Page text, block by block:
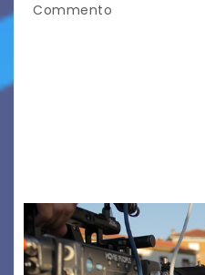
Commento